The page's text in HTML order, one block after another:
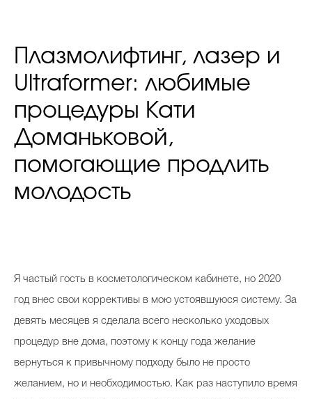
Плазмолифтинг, лазер и
Ultraformer: любимые
процедуры Кати
Доманьковой,
помогающие продлить
молодость
Я частый гость в косметологическом кабинете, но 2020
год внес свои коррективы в мою устоявшуюся систему. За
девять месяцев я сделала всего несколько уходовых
процедур вне дома, поэтому к концу года желание
вернуться к привычному подходу было не просто
желанием, но и необходимостью. Как раз наступило время